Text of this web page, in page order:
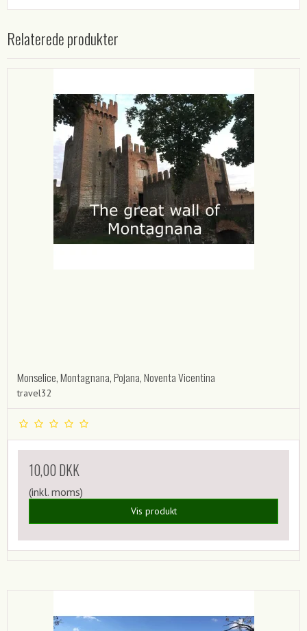
Relaterede produkter
Monselice, Montagnana, Pojana, Noventa Vicentina
travel32
10,00 DKK
(inkl. moms)
Vis produkt